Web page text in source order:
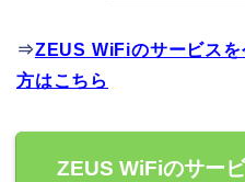
⇒ZEUS WiFiのサービス
方はこちら
ZEUS WiFiのサー